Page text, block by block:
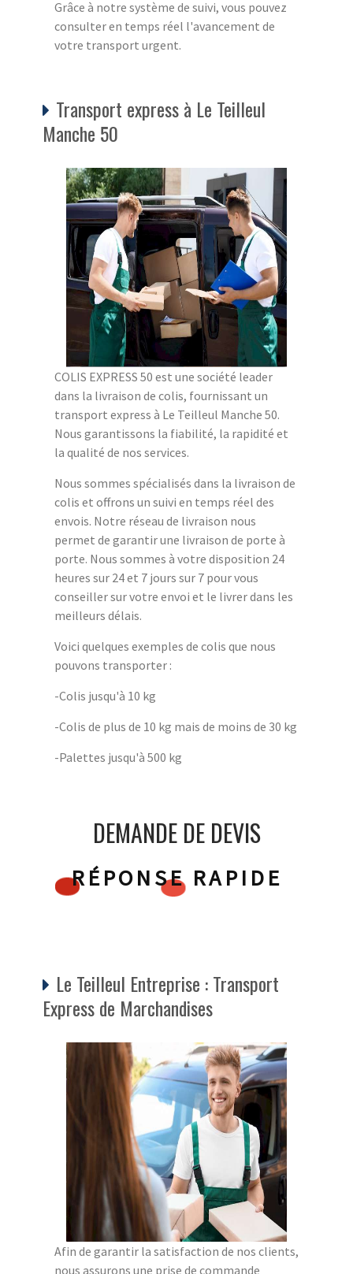
Grâce à notre système de suivi, vous pouvez
consulter en temps réel l'avancement de
votre transport urgent.
Transport express à Le Teilleul
Manche 50
COLIS EXPRESS 50 est une société leader
dans la livraison de colis, fournissant un
transport express à Le Teilleul Manche 50.
Nous garantissons la fiabilité, la rapidité et
la qualité de nos services.
Nous sommes spécialisés dans la livraison de
colis et offrons un suivi en temps réel des
envois. Notre réseau de livraison nous
permet de garantir une livraison de porte à
porte. Nous sommes à votre disposition 24
heures sur 24 et 7 jours sur 7 pour vous
conseiller sur votre envoi et le livrer dans les
meilleurs délais.
Voici quelques exemples de colis que nous
pouvons transporter :
-Colis jusqu'à 10 kg
-Colis de plus de 10 kg mais de moins de 30 kg
-Palettes jusqu'à 500 kg
DEMANDE DE DEVIS
RÉPONSE RAPIDE
Le Teilleul Entreprise : Transport
Express de Marchandises
Afin de garantir la satisfaction de nos clients,
nous assurons une prise de commande